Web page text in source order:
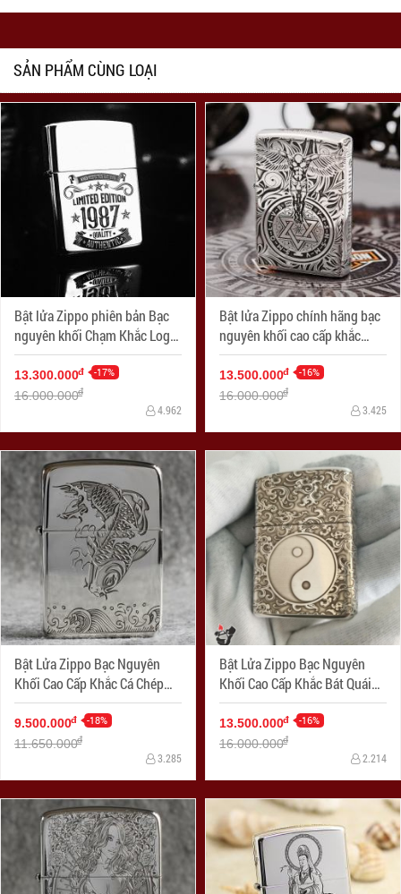
SẢN PHẨM CÙNG LOẠI
Bật lửa Zippo phiên bản Bạc
nguyên khối Chạm Khắc Logo
Limited 1987 Bản Armor
13.300.000đ -17%
16.000.000đ
4.962
Bật lửa Zippo chính hãng bạc
nguyên khối cao cấp khắc
thiên thần bản armor
13.500.000đ -16%
16.000.000đ
3.425
Bật Lửa Zippo Bạc Nguyên
Khối Cao Cấp Khắc Cá Chép
Hóa Rồng Bản 1941
9.500.000đ -18%
11.650.000đ
3.285
Bật Lửa Zippo Bạc Nguyên
Khối Cao Cấp Khắc Bát Quái
Âm Dương Armor
13.500.000đ -16%
16.000.000đ
2.214